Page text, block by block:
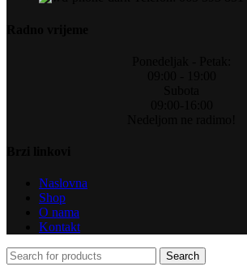
Naslovna
Shop
O nama
Kontakt
Search